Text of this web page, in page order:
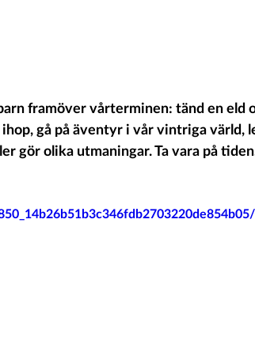
framöver vårterminen: tänd en eld
gå på äventyr i vår vintriga värld,
gör olika utmaningar. Ta vara på